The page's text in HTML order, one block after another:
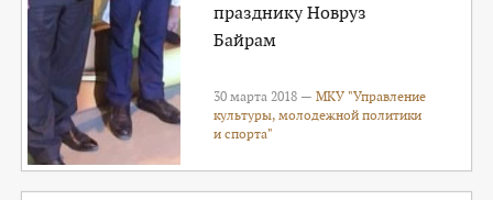
празднику Новруз
Байрам
30 марта 2018 —МКУ "Управление
культуры, молодежной политики
и спорта"